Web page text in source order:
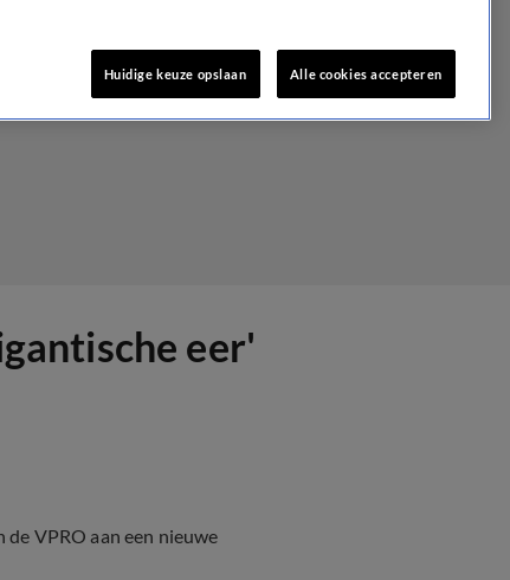
eer'
VPRO aan een nieuwe
Huidige keuze opslaan Alle cookies accepteren